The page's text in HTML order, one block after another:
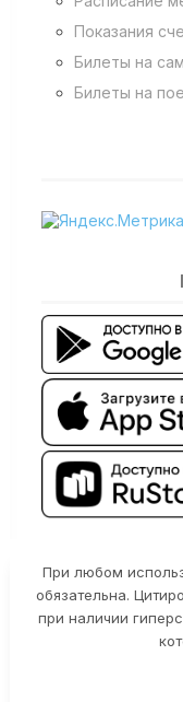
Показания
Билеты на
Билеты на
При любом
обязательна.
при наличии